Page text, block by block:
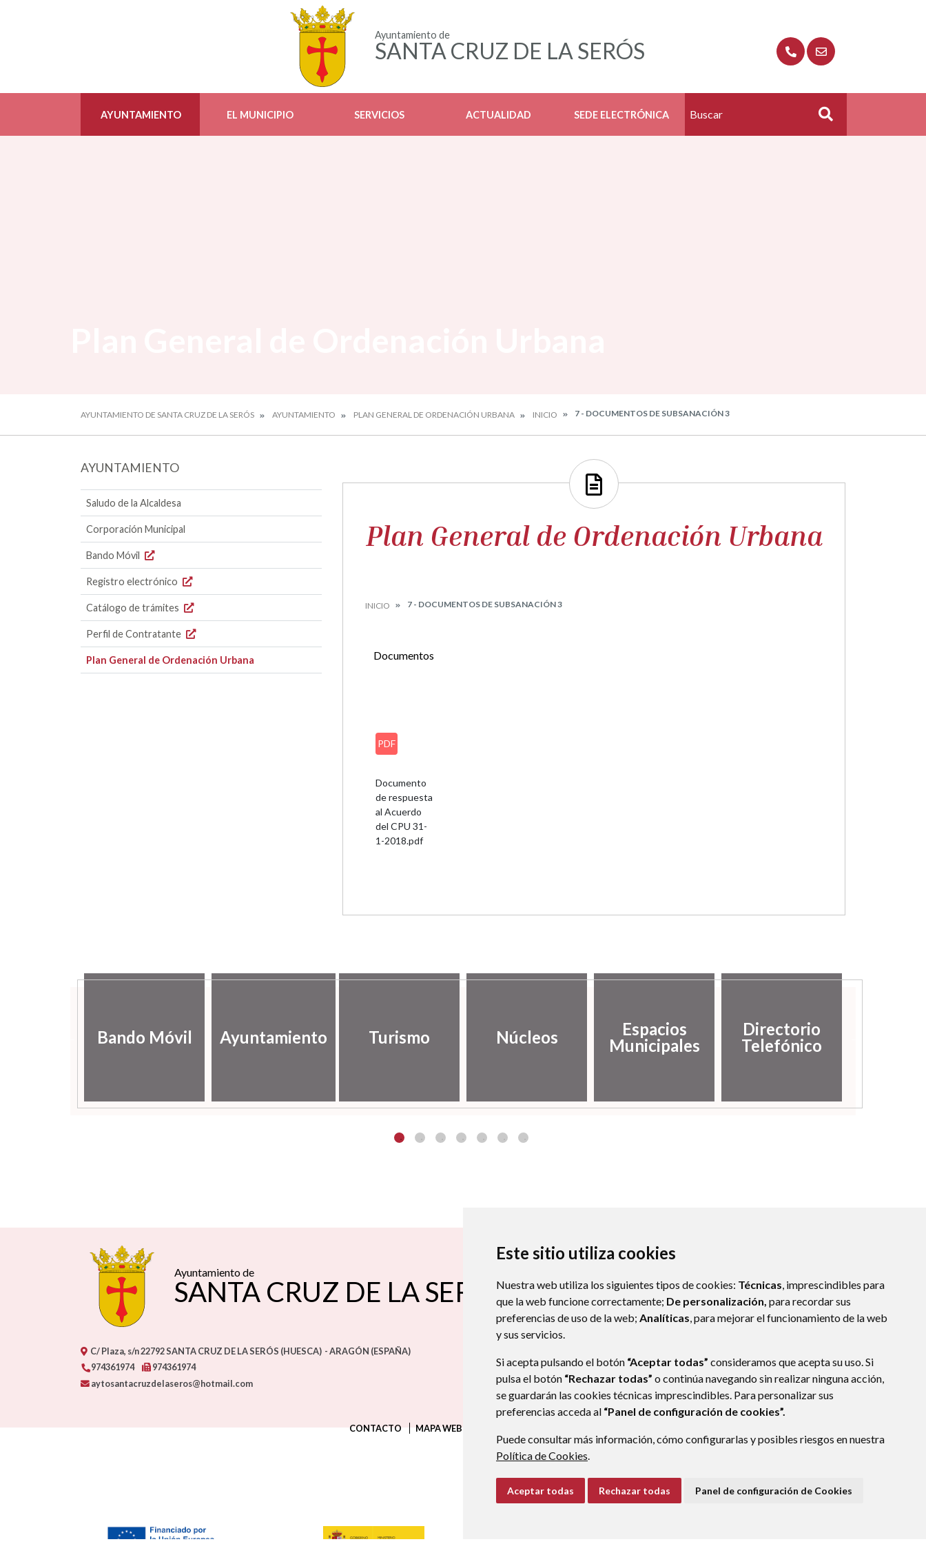
Este sitio utiliza cookies
Nuestra web utiliza los siguientes tipos de cookies: Técnicas, imprescindibles para
que la web funcione correctamente; De personalización, para recordar sus
preferencias de uso de la web; Analíticas, para mejorar el funcionamiento de la web
y sus servicios.
Si acepta pulsando el botón “Aceptar todas” consideramos que acepta su uso. Si
pulsa el botón “Rechazar todas” o continúa navegando sin realizar ninguna acción,
se guardarán las cookies técnicas imprescindibles. Para personalizar sus
preferencias acceda al “Panel de configuración de cookies”.
Puede consultar más información, cómo configurarlas y posibles riesgos en nuestra
Política de Cookies.
Aceptar todas Rechazar todas Panel de configuración de Cookies
Ayuntamiento de
SANTA CRUZ DE LA SERÓS
AYUNTAMIENTO EL MUNICIPIO SERVICIOS ACTUALIDAD SEDE ELECTRÓNICA Buscar
AYUNTAMIENTO DE SANTA CRUZ DE LA SERÓS AYUNTAMIENTO PLAN GENERAL DE ORDENACIÓN URBANA INICIO 7 - DOCUMENTOS DE SUBSANACIÓN 3
AYUNTAMIENTO
Saludo de la Alcaldesa
Corporación Municipal
Bando Móvil
Registro electrónico
Catálogo de trámites
Perfil de Contratante
Plan General de Ordenación Urbana
Plan General de Ordenación Urbana
INICIO 7 - DOCUMENTOS DE SUBSANACIÓN 3
Documentos
PDF
Documento
de respuesta
al Acuerdo
del CPU 31-
1-2018.pdf
Bando Móvil Ayuntamiento Turismo Núcleos
Espacios
Municipales
Directorio
Telefónico
Ayuntamiento de
SANTA CRUZ DE LA SERÓS
C/ Plaza, s/n22792SANTA CRUZ DE LA SERÓS (HUESCA) - ARAGÓN (ESPAÑA)
974361974
974361974
aytosantacruzdelaseros@hotmail.com
CONTACTO MAPA WEB